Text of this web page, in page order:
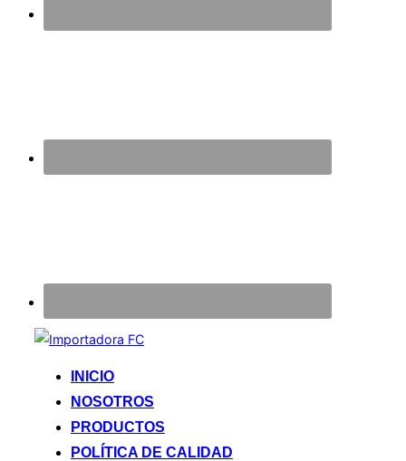
Saltar
contenido
INICIO
NOSOTROS
PRODUCTOS
POLÍTICA DE CALIDAD